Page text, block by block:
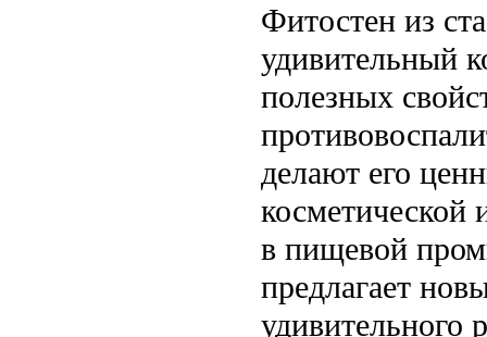
Фитостен из
удивительный
полезных
делают его
косметической
в пищевой
предлагает
удивительного